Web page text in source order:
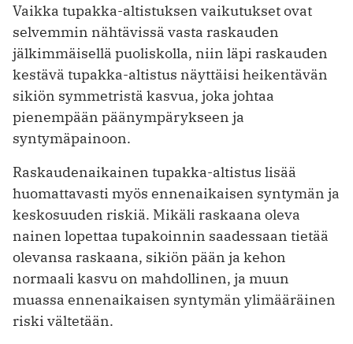
Vaikka tupakka-altistuksen vaikutukset ovat
selvemmin nähtävissä vasta raskauden
jälkimmäisellä puoliskolla, niin läpi raskauden
kestävä tupakka-altistus näyttäisi heikentävän
sikiön symmetristä kasvua, joka johtaa
pienempään päänympärykseen ja
syntymäpainoon.
Raskaudenaikainen tupakka-altistus lisää
huomattavasti myös ennenaikaisen syntymän ja
keskosuuden riskiä. Mikäli raskaana oleva
nainen lopettaa tupakoinnin saadessaan tietää
olevansa raskaana, sikiön pään ja kehon
normaali kasvu on mahdollinen, ja muun
muassa ennenaikaisen syntymän ylimääräinen
riski vältetään.